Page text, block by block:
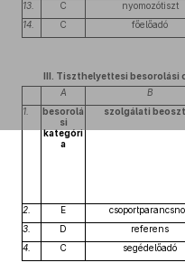
13.
C nyomozótiszt
14.
C főelőadó
III. Tiszthelyettesi besorolási
A
B
1.
besorolá
si
kategóri
a
szolgálati
2. E
3.
D referens
4.
C segédelőadó